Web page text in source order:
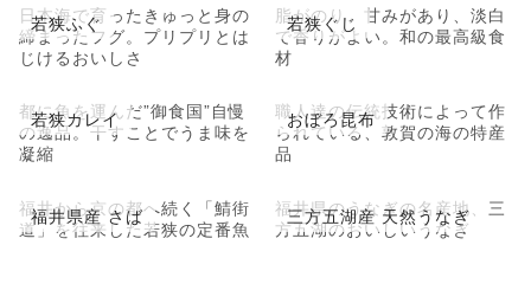
若狭ふぐ
日本海で育ったきゅっと身の
締まったフグ。プリプリとは
じけるおいしさ
若狭ぐじ
脂がのり、甘みがあり、淡白
で香りがよい。和の最高級食
材
若狭カレイ
都に魚を運んだ”御食国”自慢
の逸品。干すことでうま味を
凝縮
おぼろ昆布
職人達の伝統技術によって作
られている、敦賀の海の特産
品
福井県産 さば
福井から京の都へ続く「鯖街
道」を往来した若狭の定番魚
三方五湖産 天然うなぎ
福井県のうなぎの名産地、三
方五湖のおいしいうなぎ